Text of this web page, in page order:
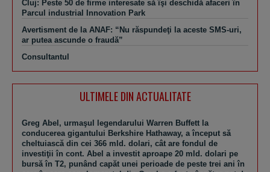
Cluj: Peste 50 de firme interesate să îşi deschidă afaceri în
Parcul industrial Innovation Park
Avertisment de la ANAF: “Nu răspundeţi la aceste SMS-uri,
ar putea ascunde o fraudă”
Consultantul
ULTIMELE DIN ACTUALITATE
Greg Abel, urmaşul legendarului Warren Buffett la
conducerea gigantului Berkshire Hathaway, a început să
cheltuiască din cei 366 mld. dolari, cât are fondul de
investiţii în cont. Abel a investit aproape 20 mld. dolari pe
bursă în T2, punând capăt unei perioade de peste trei ani în